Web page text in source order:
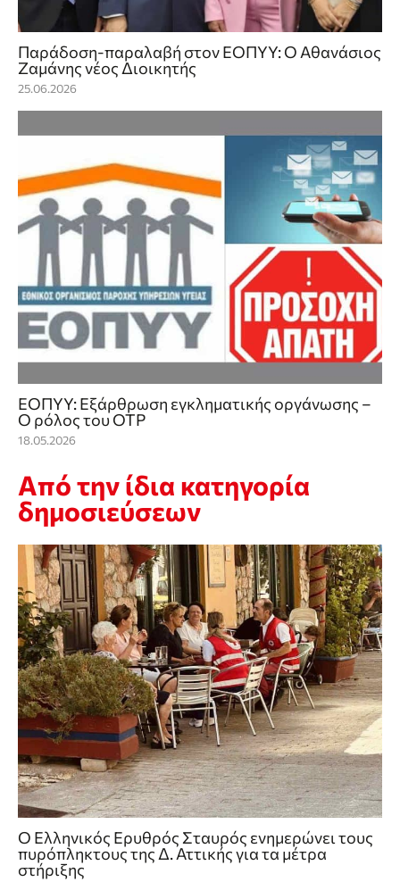
Παράδοση-παραλαβή στον ΕΟΠΥΥ: Ο Αθανάσιος
Ζαμάνης νέος Διοικητής
25.06.2026
ΕΟΠΥΥ: Εξάρθρωση εγκληματικής οργάνωσης –
Ο ρόλος του OTP
18.05.2026
Από την ίδια κατηγορία
δημοσιεύσεων
Ο Ελληνικός Ερυθρός Σταυρός ενημερώνει τους
πυρόπληκτους της Δ. Αττικής για τα μέτρα
στήριξης